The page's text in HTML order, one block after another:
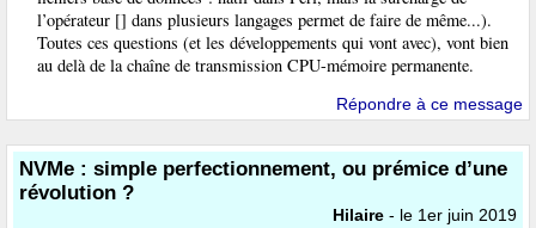
l’opérateur [] dans plusieurs langages permet de faire de même...).
Toutes ces questions (et les développements qui vont avec), vont bien
au delà de la chaîne de transmission CPU-mémoire permanente.
Répondre à ce message
NVMe : simple perfectionnement, ou prémice d’une
révolution ?
Hilaire - le 1er juin 2019